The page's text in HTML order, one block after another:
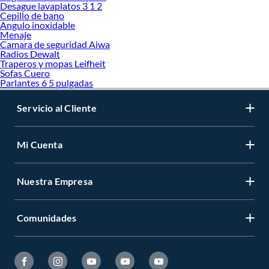
que necesites!
Más productos con increíbles ofertas:
Amarres, cuerdas y eslingas
Cables y piolas de acero
Cadenas
Candados
Caja Fuerte
Cuerdas y cordeles
Desague lavaplatos 3 1 2
Cepillo de bano
Angulo inoxidable
Menaje
Camara de seguridad Aiwa
Radios Dewalt
Traperos y mopas Leifheit
Sofas Cuero
Parlantes 6 5 pulgadas
Servicio al Cliente
Mi Cuenta
Nuestra Empresa
Comunidades